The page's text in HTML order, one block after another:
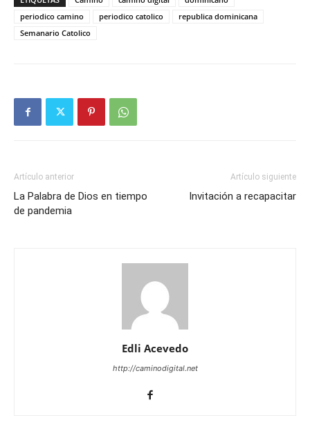
periodico camino
periodico catolico
republica dominicana
Semanario Catolico
Artículo anterior
La Palabra de Dios en tiempo
de pandemia
Artículo siguiente
Invitación a recapacitar
Edli Acevedo
http://caminodigital.net